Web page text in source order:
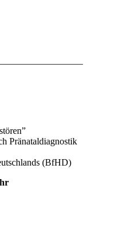
Pränataldiagnostik
(BfHD)